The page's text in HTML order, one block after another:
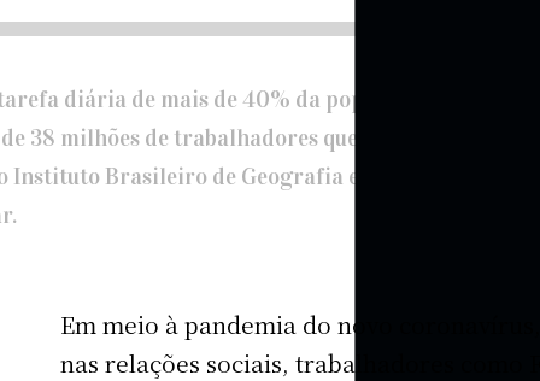
diária de mais de 40% da população ocupada do
38 milhões de trabalhadores que vivem na
Instituto Brasileiro de Geografia e Estatística
Em meio à pandemia do novo
nas relações sociais, trabalhadores como